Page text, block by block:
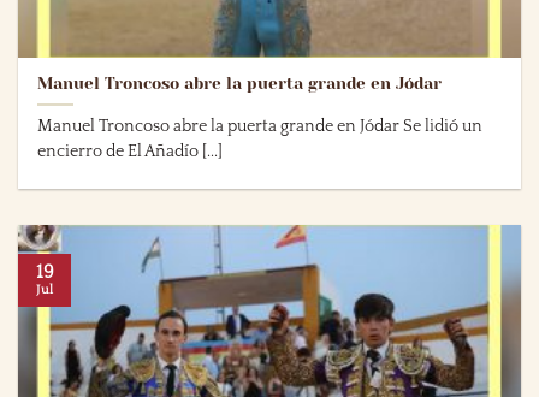
Manuel Troncoso abre la puerta grande en Jódar
Manuel Troncoso abre la puerta grande en Jódar Se lidió un
encierro de El Añadío [...]
19
Jul